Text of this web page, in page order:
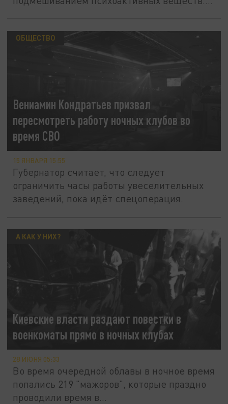
Вениамин Кондратьев призвал
пересмотреть работу ночных клубов во
время СВО
ОБЩЕСТВО
15 ЯНВАРЯ 15:55
Губернатор считает, что следует
ограничить часы работы увеселительных
заведений, пока идёт спецоперация.
Киевские власти раздают повестки в
военкоматы прямо в ночных клубах
А КАК У НИХ?
28 ИЮНЯ 05:33
Во время очередной облавы в ночное время
попались 219 "мажоров", которые праздно
проводили время в...